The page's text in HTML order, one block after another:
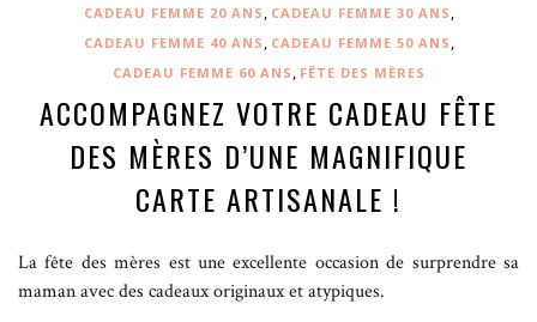
CADEAU FEMME 20 ANS , CADEAU FEMME 30 ANS ,
CADEAU FEMME 40 ANS , CADEAU FEMME 50 ANS ,
CADEAU FEMME 60 ANS , FÊTE DES MÈRES
ACCOMPAGNEZ VOTRE CADEAU FÊTE
DES MÈRES D’UNE MAGNIFIQUE
CARTE ARTISANALE !
La fête des mères est une excellente occasion de surprendre sa
maman avec des cadeaux originaux et atypiques.